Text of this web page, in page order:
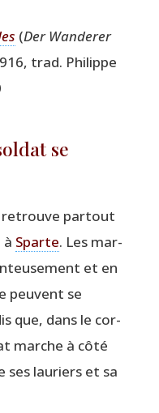
(Der Wan­de­rer
trad. Phi­lippe
se
retrouve par­tout
à Sparte. Les mar­
et en
peuvent se
que, dans le cor­
marche à côté
ses lau­riers et sa